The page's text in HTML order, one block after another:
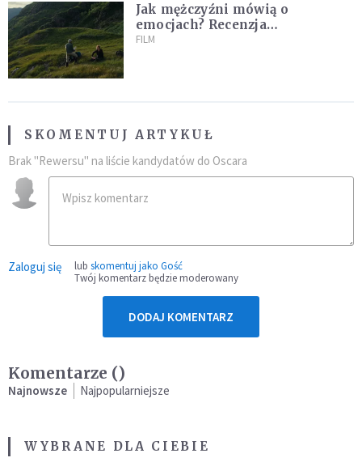
Jak mężczyźni mówią o
emocjach? Recenzja
najnowszego filmu Barta
FILM
SKOMENTUJ ARTYKUŁ
Brak "Rewersu" na liście kandydatów do Oscara
Zaloguj się lub skomentuj jako Gość
Twój komentarz będzie moderowany
DODAJ KOMENTARZ
Komentarze ()
Najnowsze Najpopularniejsze
WYBRANE DLA CIEBIE